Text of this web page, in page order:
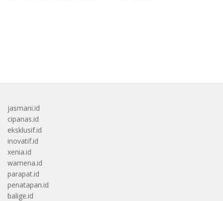
jasmani.id
cipanas.id
eksklusif.id
inovatif.id
xenia.id
wamena.id
parapat.id
penatapan.id
balige.id